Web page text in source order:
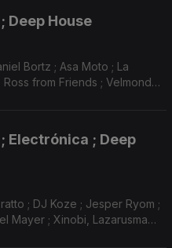
Deep House
Bortz ; Asa Moto ; La
from Friends ; Velmondo
Electrónica ; Deep
; DJ Koze ; Jesper Ryom ;
Mayer ; Xinobi, Lazarusman ;